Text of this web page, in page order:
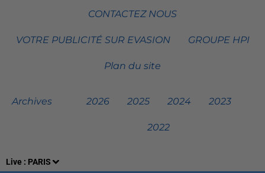
Live : PARIS
CONTACTEZ NOUS
VOTRE PUBLICITÉ SUR EVASION GROUPE HPI
Plan du site
Archives 2026 2025 2024 2023
2022